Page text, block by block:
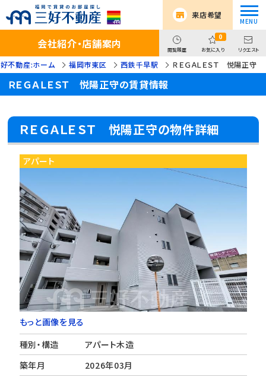
来店希望
会社紹介・店舗案内 閲覧履歴
0
お気に入り リクエスト
不動産:ホーム 福岡市東区 西鉄千早駅 ＲＥＧＡＬＥＳＴ 悦陽正守
ＲＥＧＡＬＥＳＴ 悦陽正守の賃貸情報
ＲＥＧＡＬＥＳＴ 悦陽正守の物件詳細
アパート
もっと画像を見る
種別・構造
アパート木造
築年月
2026年03月